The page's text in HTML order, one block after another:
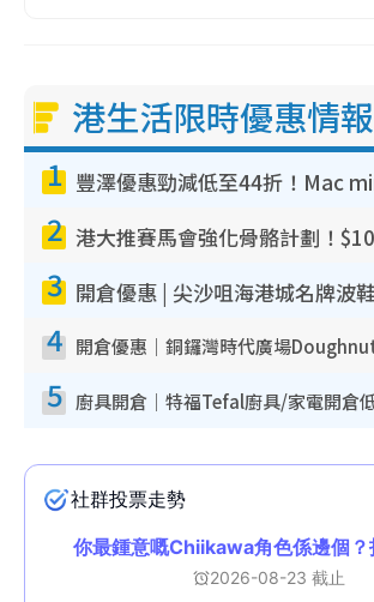
港生活限時優惠情報
1
2
3
4
5